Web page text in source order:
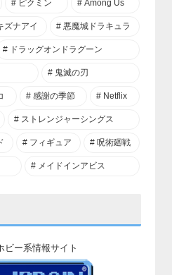
ピクミン Among Us
ズナアイ 悪魔城ドラキュラ
ドラッグオンドラグーン
鬼滅の刃
感謝の季節 Netflix
ストレンジャーシングス
フィギュア 呪術廻戦
メイドインアビス
ビー系情報サイト